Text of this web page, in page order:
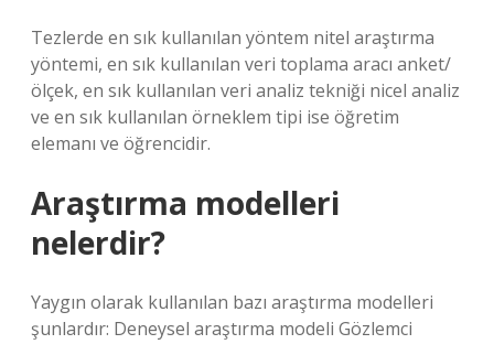
Tezlerde en sık kullanılan yöntem nitel araştırma
yöntemi, en sık kullanılan veri toplama aracı anket/
ölçek, en sık kullanılan veri analiz tekniği nicel analiz
ve en sık kullanılan örneklem tipi ise öğretim
elemanı ve öğrencidir.
Araştırma modelleri
nelerdir?
Yaygın olarak kullanılan bazı araştırma modelleri
şunlardır: Deneysel araştırma modeli Gözlemci